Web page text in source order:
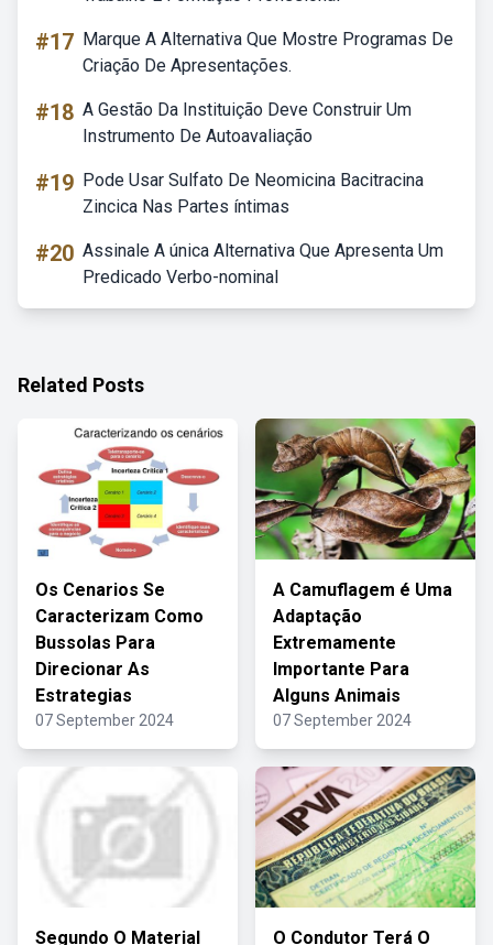
#17 Marque A Alternativa Que Mostre Programas De
Criação De Apresentações.
#18 A Gestão Da Instituição Deve Construir Um
Instrumento De Autoavaliação
#19 Pode Usar Sulfato De Neomicina Bacitracina
Zincica Nas Partes íntimas
#20 Assinale A única Alternativa Que Apresenta Um
Predicado Verbo-nominal
Related Posts
Os Cenarios Se
Caracterizam Como
Bussolas Para
Direcionar As
Estrategias
07 September 2024
A Camuflagem é Uma
Adaptação
Extremamente
Importante Para
Alguns Animais
07 September 2024
Segundo O Material O Condutor Terá O